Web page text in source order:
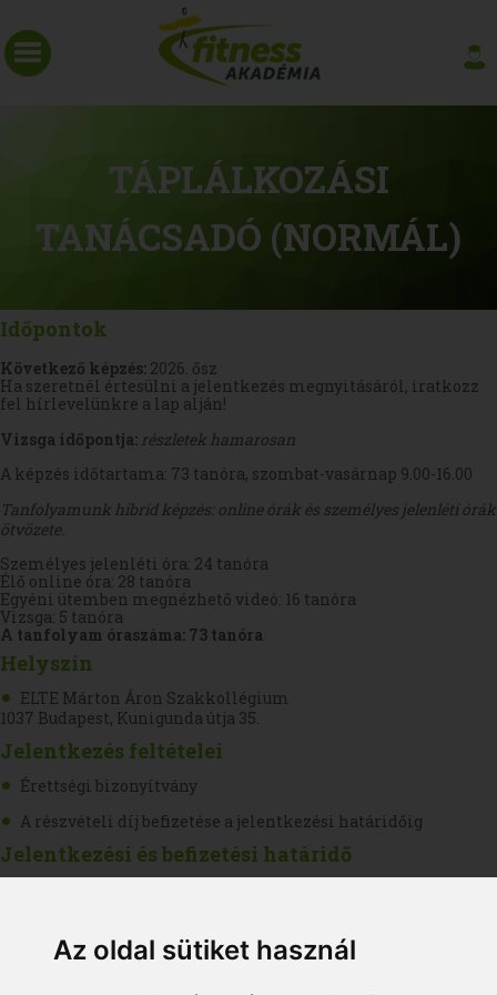
Az oldal sütiket használ
TÁPLÁLKOZÁSI
TANÁCSADÓ (NORMÁL)
Időpontok
Következő képzés: 2026. ősz
Ha szeretnél értesülni a jelentkezés megnyitásáról, iratkozz
fel hírlevelünkre a lap alján!
Vizsga időpontja: részletek hamarosan
A képzés időtartama: 73 tanóra, szombat-vasárnap 9.00-16.00
Tanfolyamunk hibrid képzés: online órák és személyes jelenléti órák
ötvözete.
Személyes jelenléti óra: 24 tanóra
Élő online óra: 28 tanóra
Egyéni ütemben megnézhető videó: 16 tanóra
Vizsga: 5 tanóra
A tanfolyam óraszáma: 73 tanóra
Helyszín
ELTE Márton Áron Szakkollégium
1037 Budapest, Kunigunda útja 35.
Jelentkezés feltételei
Érettségi bizonyítvány
A részvételi díj befizetése a jelentkezési határidőig
Jelentkezési és befizetési határidő
[fitness_priceblock type="normal" price_1="269.000 Ft"